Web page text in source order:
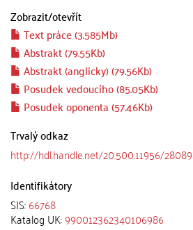
Zobrazit/otevřít
Text práce (3.585Mb)
Abstrakt (79.55Kb)
Abstrakt (anglicky) (79.56Kb)
Posudek vedoucího (85.05Kb)
Posudek oponenta (57.46Kb)
Trvalý odkaz
http://hdl.handle.net/20.500.11956/28089
Identifikátory
SIS:66768
Katalog UK:990012362340106986